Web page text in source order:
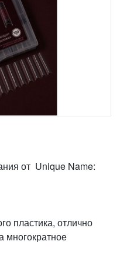
от Unique Name:
пластика, отлично
многократное